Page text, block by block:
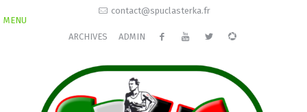
contact@spuclasterka.fr
ARCHIVES ADMIN
MENU